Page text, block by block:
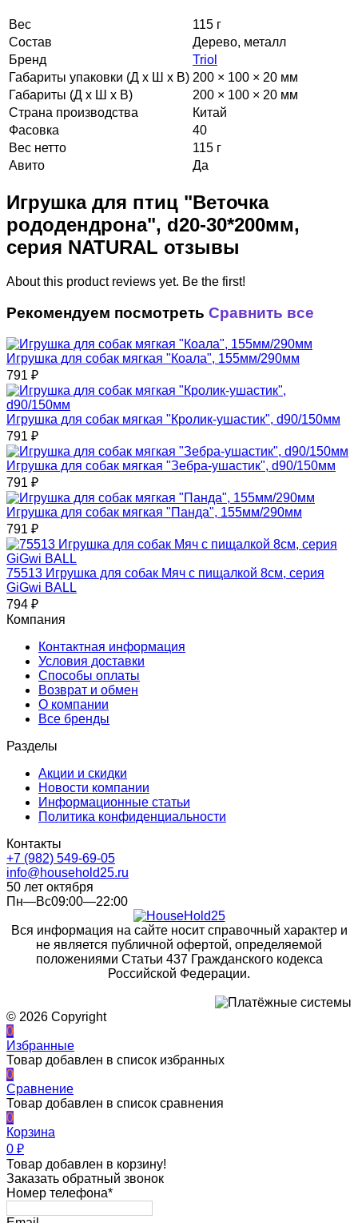
Вес
115 г
Состав
Дерево, металл
Бренд
Triol
Габариты упаковки (Д х Ш х В) 200 × 100 × 20 мм
Габариты (Д х Ш х В)
200 × 100 × 20 мм
Страна производства
Китай
Фасовка
40
Вес нетто
115 г
Авито
Да
Игрушка для птиц "Веточка
рододендрона", d20-30*200мм,
серия NATURAL отзывы
About this product reviews yet. Be the first!
Рекомендуем посмотреть Сравнить все
Игрушка для собак мягкая "Коала", 155мм/290мм
791 ₽
Игрушка для собак мягкая "Кролик-ушастик", d90/150мм
791 ₽
Игрушка для собак мягкая "Зебра-ушастик", d90/150мм
791 ₽
Игрушка для собак мягкая "Панда", 155мм/290мм
791 ₽
75513 Игрушка для собак Мяч с пищалкой 8см, серия
GiGwi BALL
794 ₽
Компания
Контактная информация
Условия доставки
Способы оплаты
Возврат и обмен
О компании
Все бренды
Разделы
Акции и скидки
Новости компании
Информационные статьи
Политика конфиденциальности
Контакты
+7 (982) 549-69-05
info@household25.ru
50 лет октября
Пн—Вс09:00—22:00
Вся информация на сайте носит справочный характер и
не является публичной офертой, определяемой
положениями Статьи 437 Гражданского кодекса
Российской Федерации.
© 2026 Copyright
0
Избранные
Товар добавлен в список избранных
0
Сравнение
Товар добавлен в список сравнения
0
Корзина
0 ₽
Товар добавлен в корзину!
Заказать обратный звонок
Номер телефона*